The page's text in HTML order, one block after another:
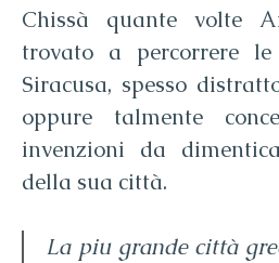
Chissà quante volte
trovato a percorrere
Siracusa, spesso
oppure talmente
invenzioni da
della sua città.
La piu grande città